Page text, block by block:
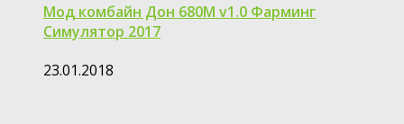
Мод комбайн Дон 680М v1.0 Фарминг
Симулятор 2017
23.01.2018